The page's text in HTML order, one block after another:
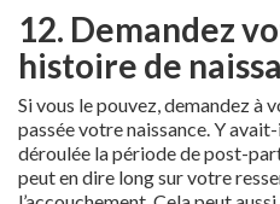
12. Demandez
histoire de
Si vous le pouvez, demandez à
passée votre naissance. Y
déroulée la période de post-
peut en dire long sur votre